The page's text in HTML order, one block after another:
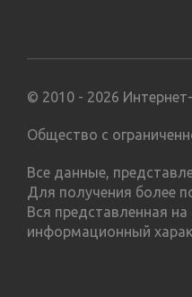
© 2010 - 2026
Общество с
Все данные,
Для получения более
Вся представленная
информационный